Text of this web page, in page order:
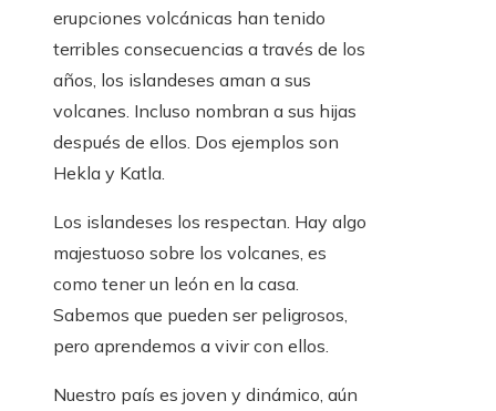
erupciones volcánicas han tenido
terribles consecuencias a través de los
años, los islandeses aman a sus
volcanes. Incluso nombran a sus hijas
después de ellos. Dos ejemplos son
Hekla y Katla.
Los islandeses los respectan. Hay algo
majestuoso sobre los volcanes, es
como tener un león en la casa.
Sabemos que pueden ser peligrosos,
pero aprendemos a vivir con ellos.
Nuestro país es joven y dinámico, aún